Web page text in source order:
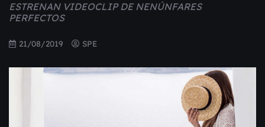
ESTRENAN VIDEOCLIP DE NENÚNFARES
PERFECTOS
21/08/2019 SPE